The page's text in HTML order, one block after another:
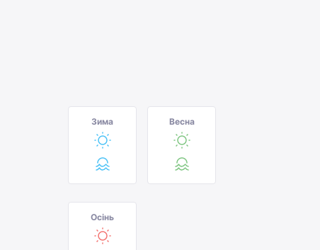
Зима Весна
Осінь